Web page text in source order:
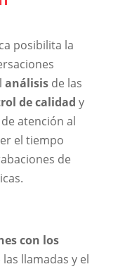
posibilita la
análisis de las
de calidad y
atención al
el tiempo
de
con los
llamadas y el